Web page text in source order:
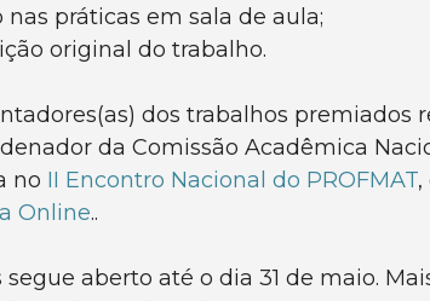
práticas em sala de aula;
original do trabalho.
dos trabalhos
da Comissão Acadêmica
no II Encontro Nacional do PROFMAT,
Online..
aberto até o dia 31 de maio.